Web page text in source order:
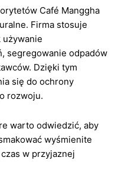
Café Manggha
Firma stosuje
używanie
segregowanie odpadów
Dzięki tym
się do ochrony
rozwoju.
warto odwiedzić, aby
wyśmienite
w przyjaznej